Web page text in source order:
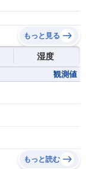
もっと見る
湿度
観測値
もっと読む